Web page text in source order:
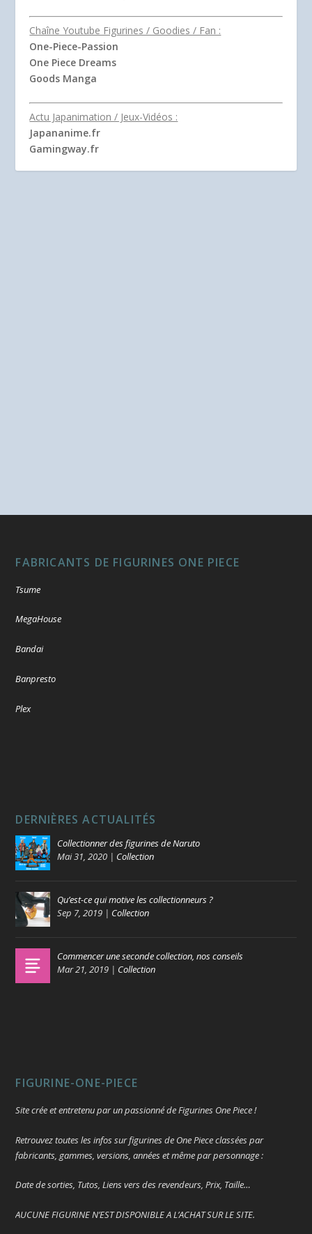
Chaîne Youtube Figurines / Goodies / Fan :
One-Piece-Passion
One Piece Dreams
Goods Manga
Actu Japanimation / Jeux-Vidéos :
Japananime.fr
Gamingway.fr
FABRICANTS DE FIGURINES ONE PIECE
Tsume
MegaHouse
Bandai
Banpresto
Plex
DERNIÈRES ACTUALITÉS
Collectionner des figurines de Naruto
Mai 31, 2020 | Collection
Qu’est-ce qui motive les collectionneurs ?
Sep 7, 2019 | Collection
Commencer une seconde collection, nos conseils
Mar 21, 2019 | Collection
FIGURINE-ONE-PIECE
Site crée et entretenu par un passionné de Figurines One Piece !
Retrouvez toutes les infos sur figurines de One Piece classées par
fabricants, gammes, versions, années et même par personnage :
Date de sorties, Tutos, Liens vers des revendeurs, Prix, Taille…
AUCUNE FIGURINE N’EST DISPONIBLE A L’ACHAT SUR LE SITE.